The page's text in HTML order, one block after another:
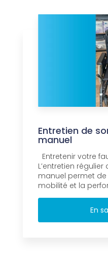
Entretien de
manuel
Entretenir votre
L’entretien
manuel permet
mobilité et la
En